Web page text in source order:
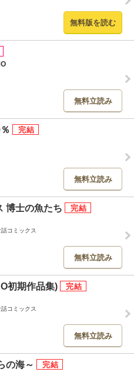
無料版を読む
無料立読み
無料立読み
博士の魚たち
コミックス
無料立読み
初期作品集)
コミックス
無料立読み
の海～